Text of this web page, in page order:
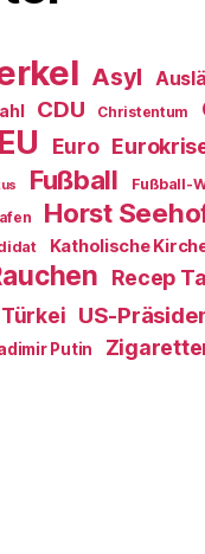
Asyl
CDU Christentum
EU Euro
Fußball Fußball-
Horst
Katholische
Recep
Türkei US-
Putin